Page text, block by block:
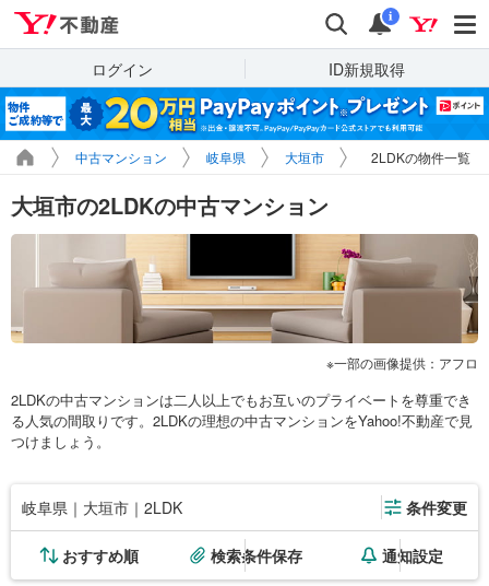
検索 通知
i
ログイン ID新規取得
中古マンション 岐阜県 大垣市 2LDKの物件一覧
大垣市の2LDKの中古マンション
一部の画像提供：アフロ
2LDKの中古マンションは二人以上でもお互いのプライベートを尊重でき
る人気の間取りです。2LDKの理想の中古マンションをYahoo!不動産で見
つけましょう。
岐阜県｜大垣市｜2LDK 条件変更
おすすめ順 検索条件保存 通知設定